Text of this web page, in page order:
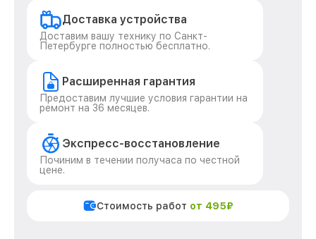
Доставка устройства
Доставим вашу технику по Санкт-
Петербурге полностью бесплатно.
Расширенная гарантия
Предоставим лучшие условия гарантии на
ремонт на 36 месяцев.
Экспресс-восстановление
Починим в течении получаса по честной
цене.
Стоимость работ от 495₽